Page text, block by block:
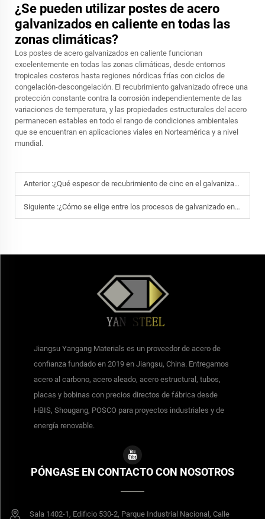
¿Se pueden utilizar postes de acero
galvanizados en caliente en todas las
zonas climáticas?
Los postes de acero galvanizados en caliente funcionan
excelentemente en todas las zonas climáticas, desde entornos
tropicales costeros hasta regiones nórdicas frías con ciclos de
congelación-descongelación. El recubrimiento galvanizado ofrece una
protección constante contra la corrosión independientemente de las
variaciones de temperatura, y las propiedades estructurales del acero
permanecen estables en todo el rango de condiciones ambientales
que se encuentran en aplicaciones viales en Norteamérica y a nivel
mundial.
Anterior :¿Qué espesor de recubrimiento de cinc en el galvanizado en caliente garantiza una resistencia superior a la corrosión en entornos marinos?
Siguiente :¿Cómo se elige entre los procesos de galvanizado en caliente por lotes y continuo para su proyecto?
Jiangsu Yangang Materials es un proveedor de acero de
confianza fundado en 2019 en Jiangsu, China. Entregamos
acero al carbono, acero aleado, acero estructural, tubos,
placas y bobinas con precios directos de fábrica desde
HBIS, Shougang, POSCO para proyectos industriales y de
energía renovable.
PÓNGASE EN CONTACTO CON NOSOTROS
Sala 1402-1, Edificio 530-2, Parque Industrial Nacional, Calle